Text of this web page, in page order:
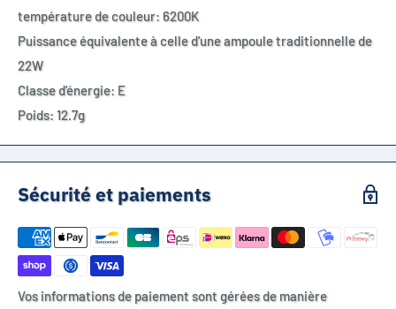
température de couleur: 6200K
Puissance équivalente à celle d'une ampoule traditionnelle de
22W
Classe d'énergie: E
Poids: 12.7g
Sécurité et paiements
Vos informations de paiement sont gérées de manière